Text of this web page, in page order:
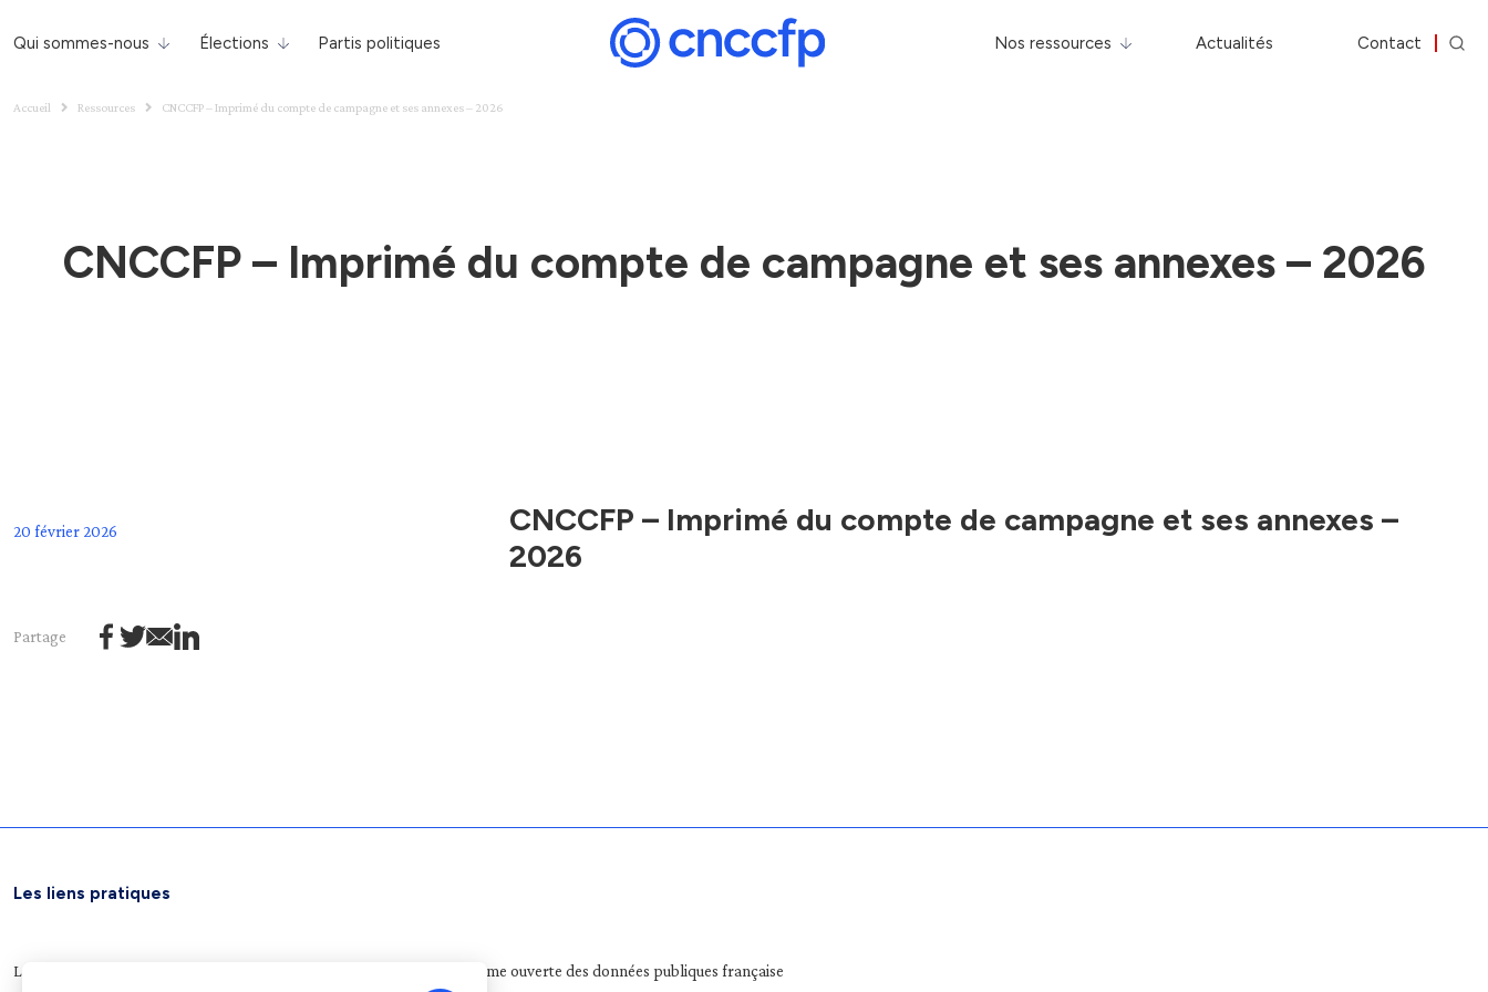
Qui sommes-nous Élections Partis politiques Nos ressources Actualités Contact
Accueil Ressources CNCCFP – Imprimé du compte de campagne et ses annexes – 2026
CNCCFP – Imprimé du compte de campagne et ses annexes – 2026
20 février 2026
Partage
CNCCFP – Imprimé du compte de campagne et ses annexes –
2026
Les liens pratiques
Légifrance Plateforme ouverte des données publiques française